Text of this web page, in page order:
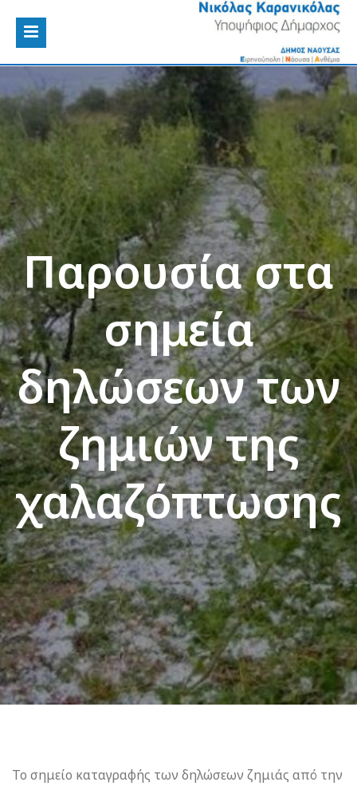
Παρουσία στα
σημεία
δηλώσεων των
ζημιών της
χαλαζόπτωσης
Το σημείο καταγραφής των δηλώσεων ζημιάς από την